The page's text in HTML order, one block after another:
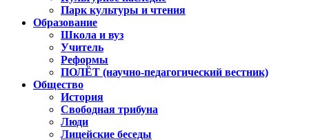
Парк культуры и чтения
Образование
Школа и вуз
Учитель
Реформы
ПОЛЁТ (научно-педагогический вестник)
Общество
История
Свободная трибуна
Люди
Лицейские беседы